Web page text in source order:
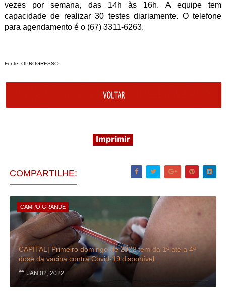
vezes por semana, das 14h às 16h. A equipe tem
capacidade de realizar 30 testes diariamente. O telefone
para agendamento é o (67) 3311-6263.
Fonte: OPROGRESSO
COMPARTILHE:
CAMPO GRANDE
CAPITAL| Primeiro domingo de 2022 tem da 1ª até a 4ª
dose da vacina contra Covid-19 disponível
JAN 02, 2022